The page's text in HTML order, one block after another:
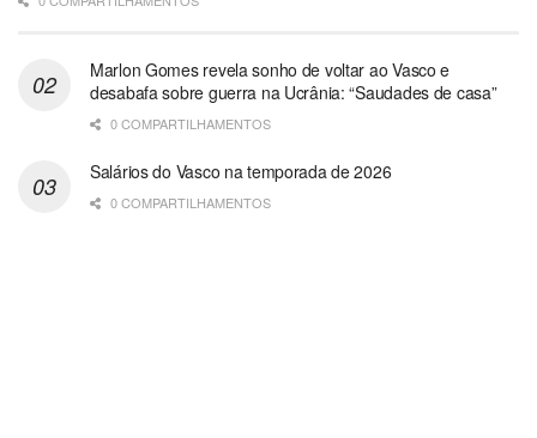
Marlon Gomes revela sonho de voltar ao Vasco e
desabafa sobre guerra na Ucrânia: “Saudades de casa”
0 COMPARTILHAMENTOS
Salários do Vasco na temporada de 2026
0 COMPARTILHAMENTOS